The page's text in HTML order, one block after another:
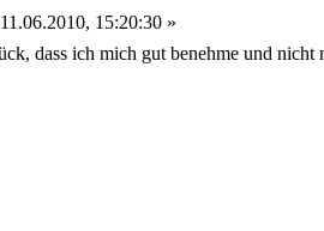
11.06.2010, 15:20:30 »
dass ich mich gut benehme und